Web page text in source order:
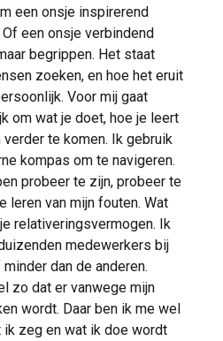
een onsje inspirerend
een onsje verbindend
begrippen. Het staat
zoeken, en hoe het eruit
Voor mij gaat
om wat je doet, hoe je leert
te komen. Ik gebruik
kompas om te navigeren.
probeer te zijn, probeer te
leren van mijn fouten. Wat
relativeringsvermogen. Ik
medewerkers bij
dan de anderen.
zo dat er vanwege mijn
wordt. Daar ben ik me wel
zeg en wat ik doe wordt